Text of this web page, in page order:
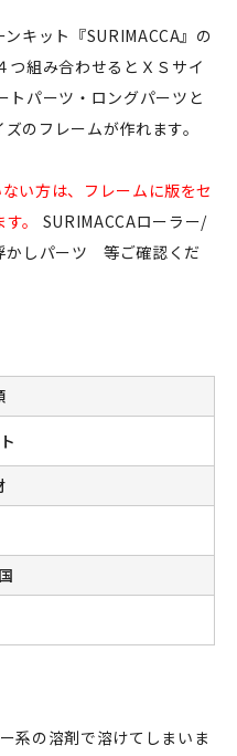
キット『SURIMACCA』の
つ組み合わせるとＸＳサイ
トパーツ・ロングパーツと
のフレームが作れます。
い方は、フレームに版をセ
。
SURIMACCAローラー/
かしパーツ 等ご確認くだ
系の溶剤で溶けてしまいま